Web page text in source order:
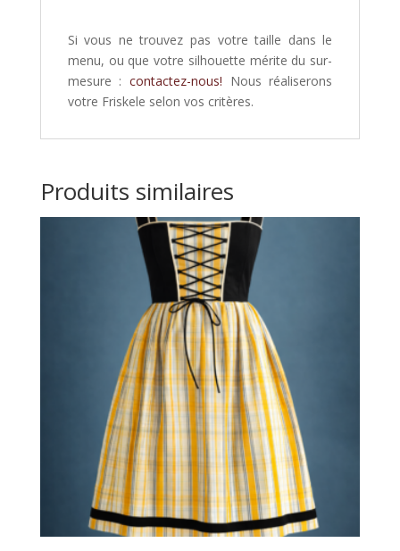
Si vous ne trouvez pas votre taille dans le
menu, ou que votre silhouette mérite du sur-
mesure : contactez-nous! Nous réaliserons
votre Friskele selon vos critères.
Produits similaires